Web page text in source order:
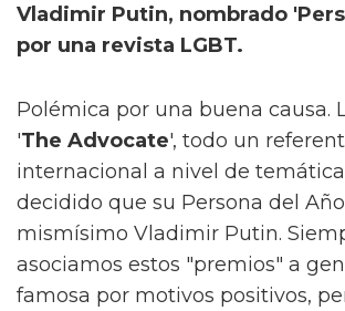
Vladimir Putin, nombrado
por una revista LGBT.
Polémica por una buena causa.
'The Advocate', todo un
internacional a nivel de temática
decidido que su Persona del Año
mismísimo Vladimir Putin.
asociamos estos "premios" a
famosa por motivos positivos,